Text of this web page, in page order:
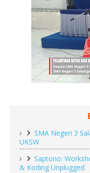
SMA Negeri 3
UKSW
Saptono:
& Koding Unplugged